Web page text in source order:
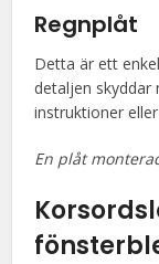
Regnplåt
Detta är ett
detaljen skyddar
instruktioner
En plåt